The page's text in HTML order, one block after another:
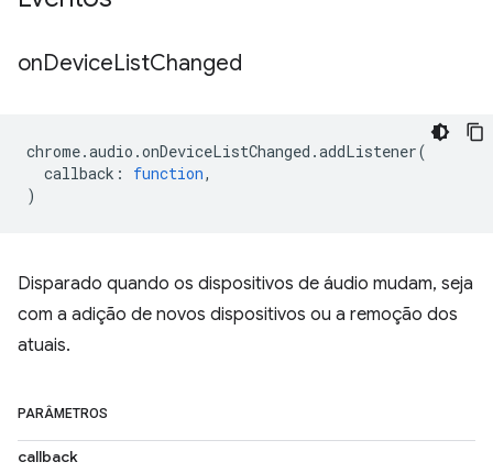
onDeviceListChanged
chrome.audio .onDeviceListChanged .addListener(
callback : function,
)
Disparado quando os dispositivos de áudio mudam, seja
com a adição de novos dispositivos ou a remoção dos
atuais.
PARÂMETROS
callback